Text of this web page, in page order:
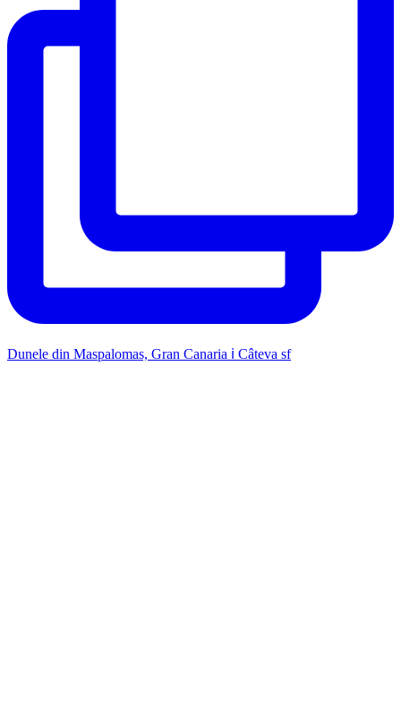
Dunele din Maspalomas, Gran Canaria ℹ️ Câteva sf